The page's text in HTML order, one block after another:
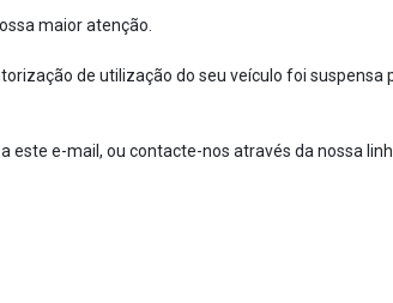
maior atenção.
de utilização do seu veículo foi suspensa
e-mail, ou contacte-nos através da nossa